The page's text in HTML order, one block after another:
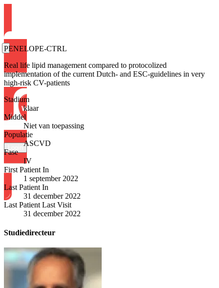
PENELOPE-CTRL
Real life lipid management compared to protocolized
implementation of the current Dutch- and ESC-guidelines in very
high-risk CV-patients
Stadium
klaar
Middel
Niet van toepassing
Populatie
ASCVD
Fase
IV
First Patient In
1 september 2022
Last Patient In
31 december 2022
Last Patient Last Visit
31 december 2022
Studiedirecteur